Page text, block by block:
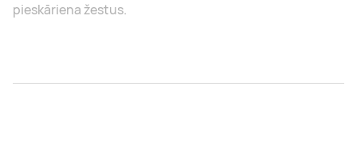
pieskāriena žestus.